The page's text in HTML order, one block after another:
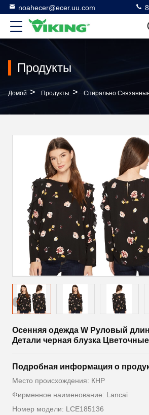
noahecer@ecer.uu.com
Продукты
Домой > Продукты > Спирально Связанные
Осенняя одежда W Руловый
Детали черная блузка
Подробная информация о
Место происхождения: КНР
Фирменное наименование: Lancai
Номер модели: LCE185136